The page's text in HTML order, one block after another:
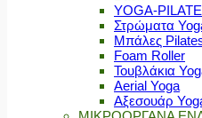
YOGA-
Στρώματα
Μπάλες
Foam Roller
Τουβλάκια
Aerial Yoga
Αξεσουάρ